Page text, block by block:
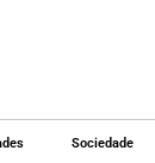
Sociedade